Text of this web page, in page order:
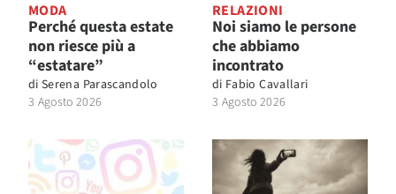
MODA
Perché questa estate
non riesce più a
“estatare”
di Serena Parascandolo
3 Agosto 2026
RELAZIONI
Noi siamo le persone
che abbiamo
incontrato
di Fabio Cavallari
3 Agosto 2026